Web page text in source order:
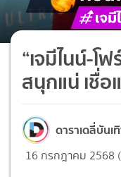
“เจมีไนน์-โ
สนุกแน่ เชื่
ดาราเดลี่บันเ
16 กรกฎาคม 2568